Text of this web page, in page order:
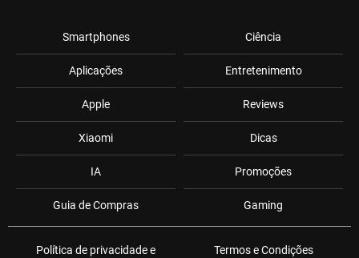
Smartphones
Aplicações
Apple
Xiaomi
IA
Guia de Compras
Ciência
Entretenimento
Reviews
Dicas
Promoções
Gaming
Política de privacidade e
Termos e Condições